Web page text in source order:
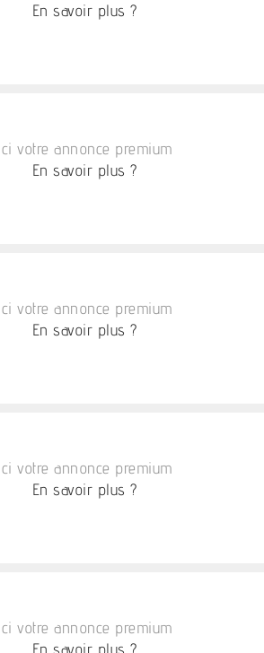
En savoir plus ?
votre annonce premium
En savoir plus ?
votre annonce premium
En savoir plus ?
votre annonce premium
En savoir plus ?
votre annonce premium
En savoir plus ?